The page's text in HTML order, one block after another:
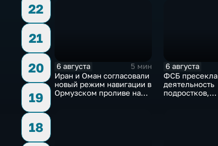
22
21
20
19
18
6 августа
5 мин
Иран и Оман согласовали
новый режим навигации в
Ормузском проливе на
6 августа
ФСБ пресекла
деятельность
подростков,